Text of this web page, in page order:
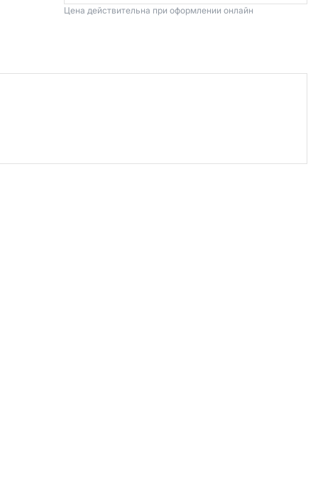
Цена действительна при оформлении онлайн